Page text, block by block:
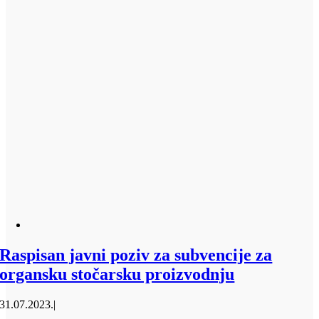
Raspisan javni poziv za subvencije za
organsku stočarsku proizvodnju
31.07.2023.|